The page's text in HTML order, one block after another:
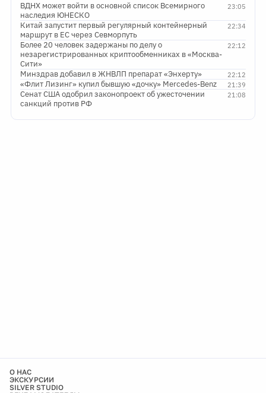
23:05
ВДНХ может войти в основной список Всемирного
наследия ЮНЕСКО
22:34
Китай запустит первый регулярный контейнерный
маршрут в ЕС через Севморпуть
22:12
Более 20 человек задержаны по делу о
незарегистрированных криптообменниках в «Москва-
Сити»
22:12
Минздрав добавил в ЖНВЛП препарат «Энхерту»
21:39
«Флит Лизинг» купил бывшую «дочку» Mercedes-Benz
21:08
Сенат США одобрил законопроект об ужесточении
санкций против РФ
О НАС
ЭКСКУРСИИ
SILVER STUDIO